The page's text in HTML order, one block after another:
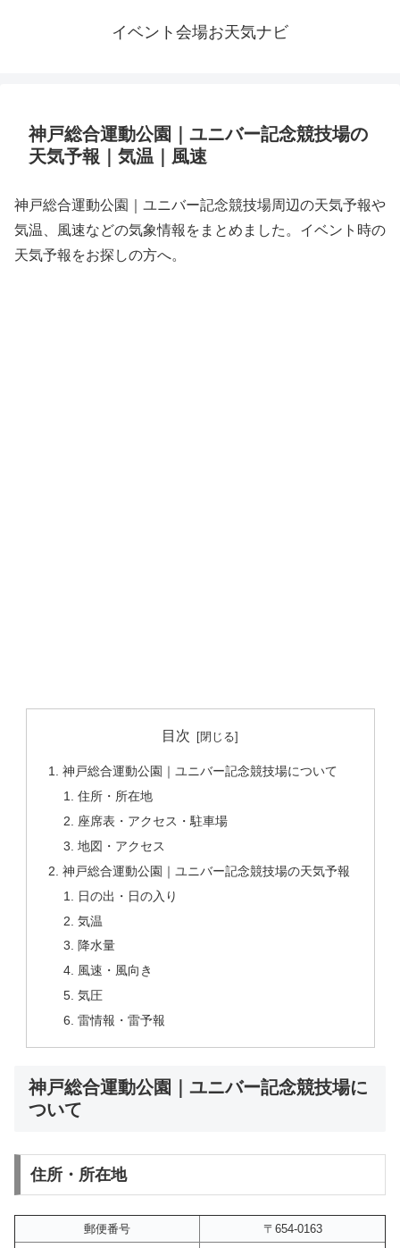
イベント会場お天気ナビ
神戸総合運動公園｜ユニバー記念競技場の
天気予報｜気温｜風速
神戸総合運動公園｜ユニバー記念競技場周辺の天気予報や
気温、風速などの気象情報をまとめました。イベント時の
天気予報をお探しの方へ。
目次
神戸総合運動公園｜ユニバー記念競技場について
住所・所在地
座席表・アクセス・駐車場
地図・アクセス
神戸総合運動公園｜ユニバー記念競技場の天気予報
日の出・日の入り
気温
降水量
風速・風向き
気圧
雷情報・雷予報
神戸総合運動公園｜ユニバー記念競技場に
ついて
住所・所在地
郵便番号
〒654-0163